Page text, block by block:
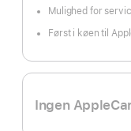
Mulighed for
Først i køen til
Ingen